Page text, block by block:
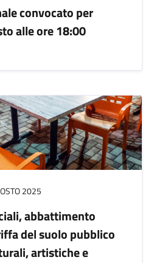
convocato per
alle ore 18:00
2025
abbattimento
del suolo pubblico
artistiche e